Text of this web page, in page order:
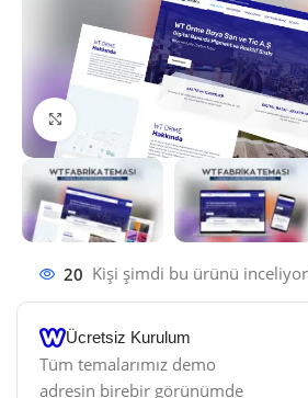
Büyütmek için tıklayın
20 Kişi şimdi bu ürünü
Ücretsiz Kurulum
Tüm temalarımız demo
adresin birebir görünümde